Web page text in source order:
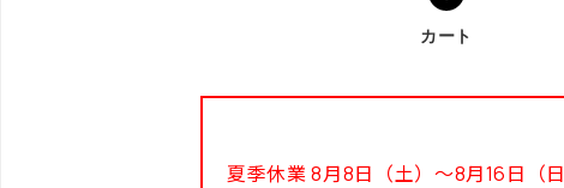
カート
夏季休業 8月8日（土）～8月16日（